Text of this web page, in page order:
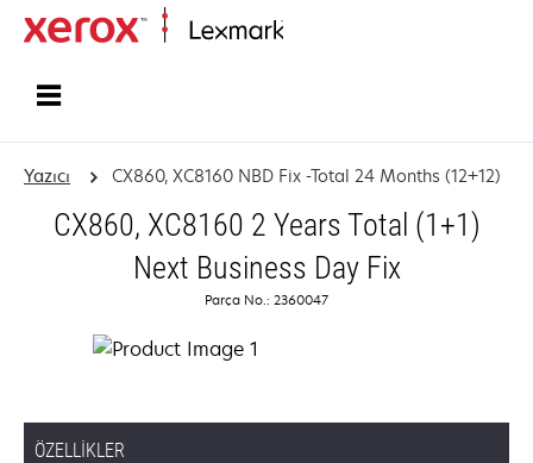
Yazıcı CX860, XC8160 NBD Fix -Total 24 Months (12+12)
CX860, XC8160 2 Years Total (1+1)
Next Business Day Fix
Parça No.: 2360047
ÖZELLIKLER